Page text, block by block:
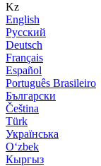
Kz
English
Русский
Deutsch
Français
Español
Português Brasileiro
Български
Čeština
Türk
Українська
Оʻzbek
Кыргыз